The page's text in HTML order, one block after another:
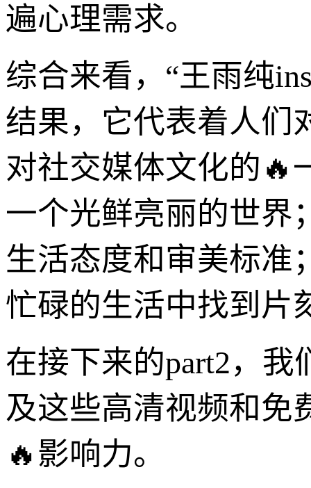
遍心理需求。
综合来看，“王雨纯
结果，它代表着人们
对社交媒体文化的🔥
一个光鲜亮丽的世界
生活态度和审美标准
忙碌的生活中找到片
在接下来的part2，
及这些高清视频和免
🔥影响力。